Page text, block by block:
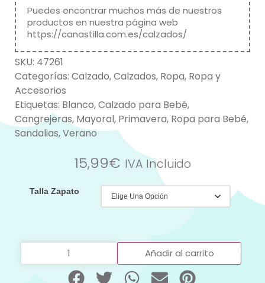
Puedes encontrar muchos más de nuestros
productos en nuestra página web
https://canastilla.com.es/calzados/
SKU: 47261
Categorías: Calzado,Calzados, Ropa, Ropa y
Accesorios
Etiquetas: Blanco,Calzado para Bebé,
Cangrejeras, Mayoral, Primavera, Ropa para Bebé,
Sandalias,Verano
15,99€ IVA Incluido
Talla Zapato
Añadir al carrito